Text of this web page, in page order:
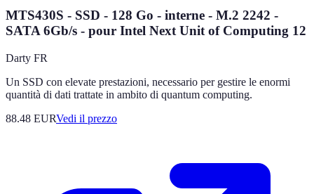
MTS430S - SSD - 128 Go - interne - M.2 2242 -
SATA 6Gb/s - pour Intel Next Unit of Computing 12
Darty FR
Un SSD con elevate prestazioni, necessario per gestire le enormi
quantità di dati trattate in ambito di quantum computing.
88.48 EURVedi il prezzo